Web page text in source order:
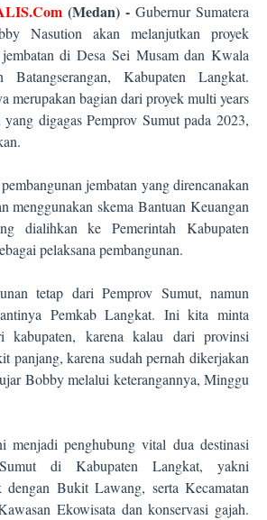
(Medan) - Gubernur Sumatera
Nasution akan melanjutkan proyek
di Desa Sei Musam dan Kwala
Batangserangan, Kabupaten Langkat.
merupakan bagian dari proyek multi years
digagas Pemprov Sumut pada 2023,
jembatan yang direncanakan
menggunakan skema Bantuan Keuangan
dialihkan ke Pemerintah Kabupaten
pelaksana pembangunan.
tetap dari Pemprov Sumut, namun
Pemkab Langkat. Ini kita minta
kabupaten, karena kalau dari provinsi
panjang, karena sudah pernah dikerjakan
Bobby melalui keterangannya, Minggu
menjadi penghubung vital dua destinasi
di Kabupaten Langkat, yakni
dengan Bukit Lawang, serta Kecamatan
Ekowisata dan konservasi gajah.